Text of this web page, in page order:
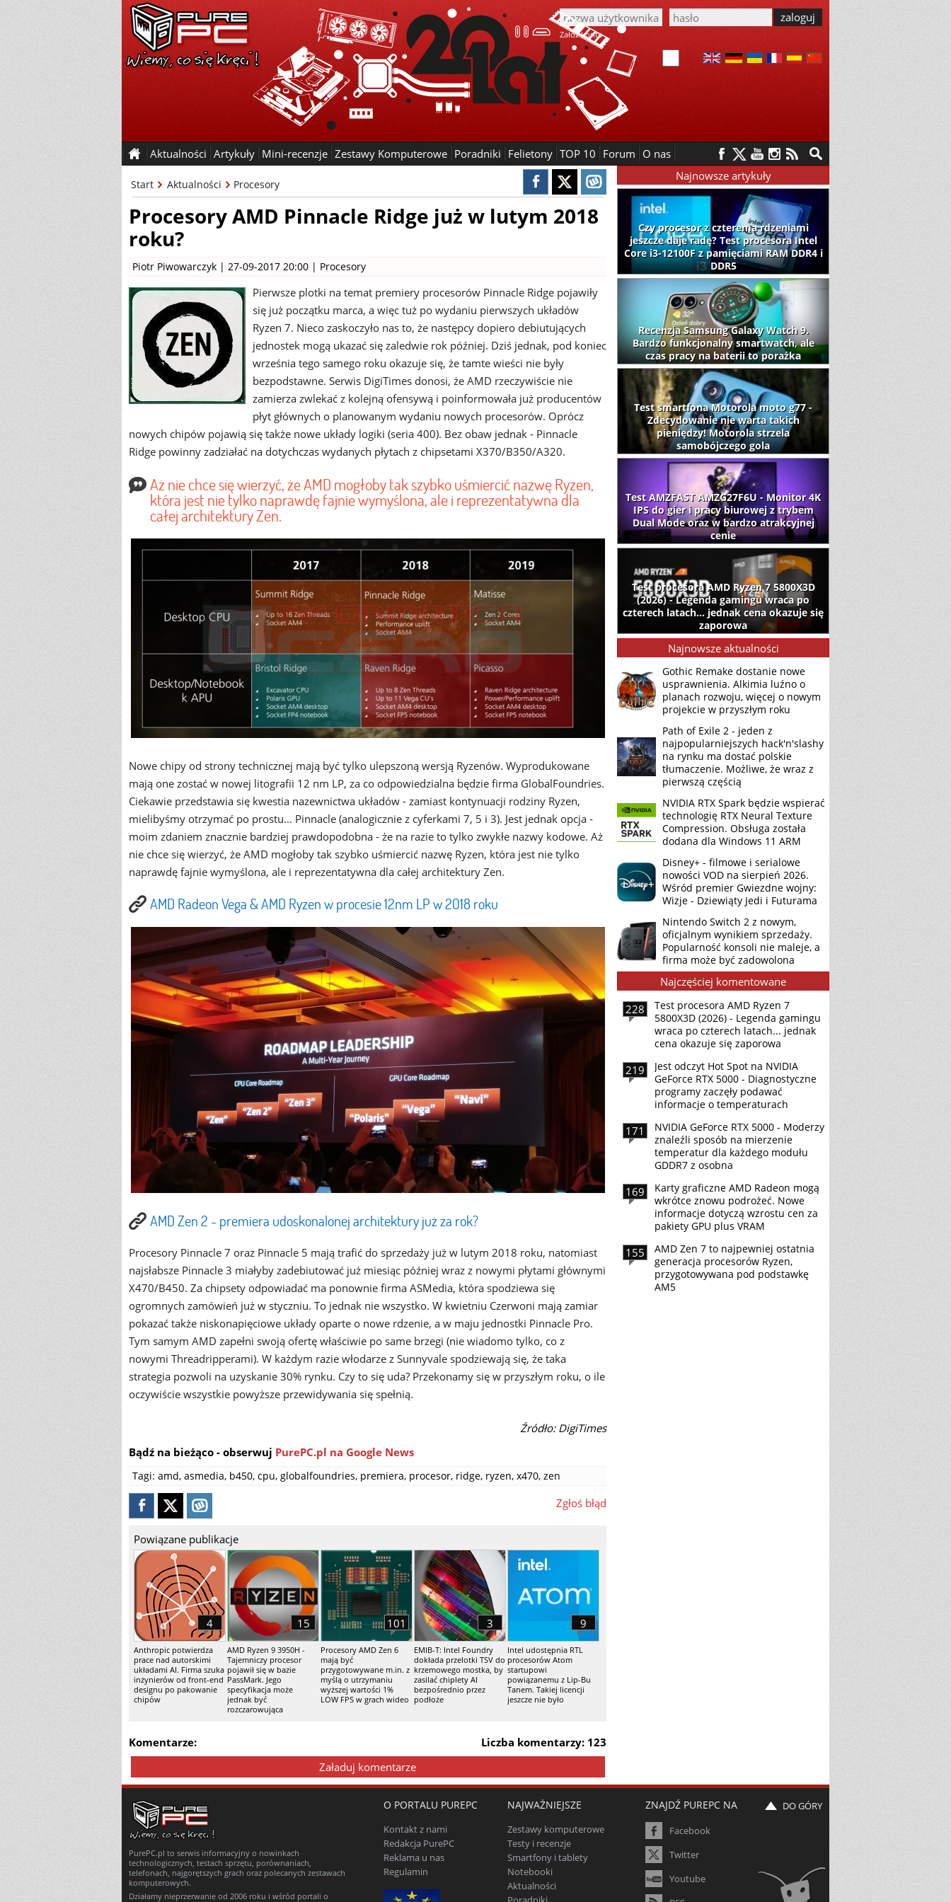
Załóż konto
Aktualności Artykuły Mini-recenzje Zestawy Komputerowe Poradniki Felietony TOP 10 Forum O nas
Start Aktualności Procesory
Procesory AMD Pinnacle Ridge już w lutym 2018
roku?
Piotr Piwowarczyk | 27-09-2017 20:00 | Procesory
Pierwsze plotki na temat premiery procesorów Pinnacle Ridge pojawiły
się już początku marca, a więc tuż po wydaniu pierwszych układów
Ryzen 7. Nieco zaskoczyło nas to, że następcy dopiero debiutujących
jednostek mogą ukazać się zaledwie rok później. Dziś jednak, pod koniec
września tego samego roku okazuje się, że tamte wieści nie były
bezpodstawne. Serwis DigiTimes donosi, że AMD rzeczywiście nie
zamierza zwlekać z kolejną ofensywą i poinformowała już producentów
płyt głównych o planowanym wydaniu nowych procesorów. Oprócz
nowych chipów pojawią się także nowe układy logiki (seria 400). Bez obaw jednak - Pinnacle
Ridge powinny zadziałać na dotychczas wydanych płytach z chipsetami X370/B350/A320.
Aż nie chce się wierzyć, że AMD mogłoby tak szybko uśmiercić nazwę Ryzen,
która jest nie tylko naprawdę fajnie wymyślona, ale i reprezentatywna dla
całej architektury Zen.
Nowe chipy od strony technicznej mają być tylko ulepszoną wersją Ryzenów. Wyprodukowane
mają one zostać w nowej litografii 12 nm LP, za co odpowiedzialna będzie firma GlobalFoundries.
Ciekawie przedstawia się kwestia nazewnictwa układów - zamiast kontynuacji rodziny Ryzen,
mielibyśmy otrzymać po prostu... Pinnacle (analogicznie z cyferkami 7, 5 i 3). Jest jednak opcja -
moim zdaniem znacznie bardziej prawdopodobna - że na razie to tylko zwykłe nazwy kodowe. Aż
nie chce się wierzyć, że AMD mogłoby tak szybko uśmiercić nazwę Ryzen, która jest nie tylko
naprawdę fajnie wymyślona, ale i reprezentatywna dla całej architektury Zen.
AMD Radeon Vega & AMD Ryzen w procesie 12nm LP w 2018 roku
AMD Zen 2 - premiera udoskonalonej architektury już za rok?
Procesory Pinnacle 7 oraz Pinnacle 5 mają trafić do sprzedaży już w lutym 2018 roku, natomiast
najsłabsze Pinnacle 3 miałyby zadebiutować już miesiąc później wraz z nowymi płytami głównymi
X470/B450. Za chipsety odpowiadać ma ponownie firma ASMedia, która spodziewa się
ogromnych zamówień już w styczniu. To jednak nie wszystko. W kwietniu Czerwoni mają zamiar
pokazać także niskonapięciowe układy oparte o nowe rdzenie, a w maju jednostki Pinnacle Pro.
Tym samym AMD zapełni swoją ofertę właściwie po same brzegi (nie wiadomo tylko, co z
nowymi Threadripperami). W każdym razie włodarze z Sunnyvale spodziewają się, że taka
strategia pozwoli na uzyskanie 30% rynku. Czy to się uda? Przekonamy się w przyszłym roku, o ile
oczywiście wszystkie powyższe przewidywania się spełnią.
Źródło: DigiTimes
Bądź na bieżąco - obserwuj PurePC.pl na Google News
Tagi: amd, asmedia, b450, cpu, globalfoundries, premiera, procesor, ridge, ryzen, x470, zen
Zgłoś błąd
Powiązane publikacje
Anthropic potwierdza
prace nad autorskimi
układami AI. Firma szuka
inżynierów od front-end
designu po pakowanie
chipów
4
AMD Ryzen 9 3950H -
Tajemniczy procesor
pojawił się w bazie
PassMark. Jego
specyfikacja może
jednak być
rozczarowująca
15
Procesory AMD Zen 6
mają być
przygotowywane m.in. z
myślą o utrzymaniu
wyższej wartości 1%
LOW FPS w grach wideo
101
EMIB-T: Intel Foundry
dokłada przelotki TSV do
krzemowego mostka, by
zasilać chiplety AI
bezpośrednio przez
podłoże
3
Intel udostępnia RTL
procesorów Atom
startupowi
powiązanemu z Lip-Bu
Tanem. Takiej licencji
jeszcze nie było
9
Liczba komentarzy: 123
Komentarze:
Załaduj komentarze
Najnowsze artykuły
Czy procesor z czterema rdzeniami
jeszcze daje radę? Test procesora Intel
Core i3-12100F z pamięciami RAM DDR4 i
DDR5
Recenzja Samsung Galaxy Watch 9.
Bardzo funkcjonalny smartwatch, ale
czas pracy na baterii to porażka
Test smartfona Motorola moto g77 -
Zdecydowanie nie warta takich
pieniędzy! Motorola strzela
samobójczego gola
Test AMZFAST AMZG27F6U - Monitor 4K
IPS do gier i pracy biurowej z trybem
Dual Mode oraz w bardzo atrakcyjnej
cenie
Test procesora AMD Ryzen 7 5800X3D
(2026) - Legenda gamingu wraca po
czterech latach... jednak cena okazuje się
zaporowa
Najnowsze aktualności
Gothic Remake dostanie nowe
usprawnienia. Alkimia luźno o
planach rozwoju, więcej o nowym
projekcie w przyszłym roku
Path of Exile 2 - jeden z
najpopularniejszych hack'n'slashy
na rynku ma dostać polskie
tłumaczenie. Możliwe, że wraz z
pierwszą częścią
NVIDIA RTX Spark będzie wspierać
technologię RTX Neural Texture
Compression. Obsługa została
dodana dla Windows 11 ARM
Disney+ - filmowe i serialowe
nowości VOD na sierpień 2026.
Wśród premier Gwiezdne wojny:
Wizje - Dziewiąty Jedi i Futurama
Nintendo Switch 2 z nowym,
oficjalnym wynikiem sprzedaży.
Popularność konsoli nie maleje, a
firma może być zadowolona
Najczęściej komentowane
228
Test procesora AMD Ryzen 7
5800X3D (2026) - Legenda gamingu
wraca po czterech latach... jednak
cena okazuje się zaporowa
219
Jest odczyt Hot Spot na NVIDIA
GeForce RTX 5000 - Diagnostyczne
programy zaczęły podawać
informacje o temperaturach
171
NVIDIA GeForce RTX 5000 - Moderzy
znaleźli sposób na mierzenie
temperatur dla każdego modułu
GDDR7 z osobna
169
Karty graficzne AMD Radeon mogą
wkrótce znowu podrożeć. Nowe
informacje dotyczą wzrostu cen za
pakiety GPU plus VRAM
155
AMD Zen 7 to najpewniej ostatnia
generacja procesorów Ryzen,
przygotowywana pod podstawkę
AM5
PurePC.pl to serwis informacyjny o nowinkach
technologicznych, testach sprzętu, porównaniach,
telefonach, najgorętszych grach oraz polecanych zestawach
komputerowych.
Działamy nieprzerwanie od 2006 roku i wśród portali o
O PORTALU PUREPC
Kontakt z nami
Redakcja PurePC
Reklama u nas
Regulamin
NAJWAŻNIEJSZE
Zestawy komputerowe
Testy i recenzje
Smartfony i tablety
Notebooki
Aktualności
ZNAJDŹ PUREPC NA
Facebook
Twitter
Youtube
DO GÓRY